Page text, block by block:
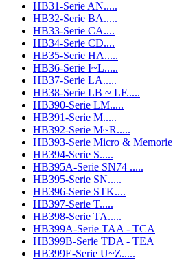
HB31-Serie AN.....
HB32-Serie BA.....
HB33-Serie CA....
HB34-Serie CD....
HB35-Serie HA.....
HB36-Serie I~L.....
HB37-Serie LA.....
HB38-Serie LB ~ LF.....
HB390-Serie LM.....
HB391-Serie M.....
HB392-Serie M~R.....
HB393-Serie Micro & Memorie
HB394-Serie S.....
HB395A-Serie SN74 .....
HB395-Serie SN.....
HB396-Serie STK....
HB397-Serie T.....
HB398-Serie TA.....
HB399A-Serie TAA - TCA
HB399B-Serie TDA - TEA
HB399E-Serie U~Z.....